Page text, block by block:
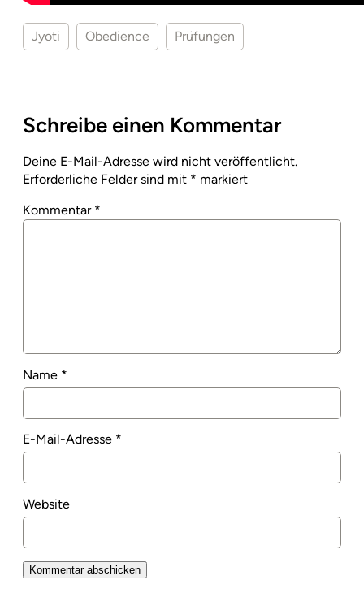
Jyoti Obedience Prüfungen
Schreibe einen Kommentar
Deine E-Mail-Adresse wird nicht veröffentlicht.
Erforderliche Felder sind mit * markiert
Kommentar *
Name *
E-Mail-Adresse *
Website